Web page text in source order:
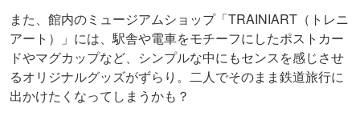
また、館内のミュージアムショップ「TRAINIART（トレニ
アート）」には、駅舎や電車をモチーフにしたポストカー
ドやマグカップなど、シンプルな中にもセンスを感じさせ
るオリジナルグッズがずらり。二人でそのまま鉄道旅行に
出かけたくなってしまうかも？